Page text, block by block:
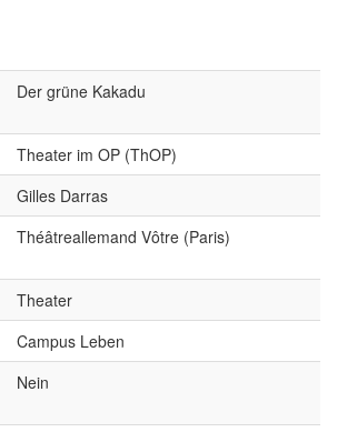
Der grüne Kakadu
Theater im OP (ThOP)
Gilles Darras
Théâtreallemand Vôtre (Paris)
Theater
Campus Leben
Nein